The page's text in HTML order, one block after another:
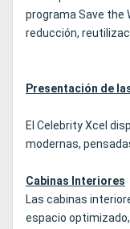
programa Save the
reducción,
Presentación de
El Celebrity Xcel
modernas,
Cabinas Interiores
Las cabinas
espacio